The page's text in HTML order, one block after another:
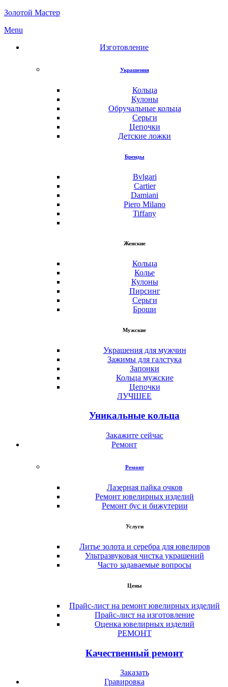
Золотой Мастер
Menu
Изготовление
Украшения
Кольца
Кулоны
Обручальные кольца
Серьги
Цепочки
Детские ложки
Бренды
Bvlgari
Cartier
Damiani
Piero Milano
Tiffany
Женские
Кольца
Колье
Кулоны
Пирсинг
Серьги
Броши
Мужские
Украшения для мужчин
Зажимы для галстука
Запонки
Кольца мужские
Цепочки
ЛУЧШЕЕ
Уникальные кольца
Закажите сейчас
Ремонт
Ремонт
Лазерная пайка очков
Ремонт ювелирных изделий
Ремонт бус и бижутерии
Услуги
Литье золота и серебра для ювелиров
Ультразвуковая чистка украшений
Часто задаваемые вопросы
Цены
Прайс-лист на ремонт ювелирных изделий
Прайс-лист на изготовление
Оценка ювелирных изделий
РЕМОНТ
Качественный ремонт
Заказать
Гравировка